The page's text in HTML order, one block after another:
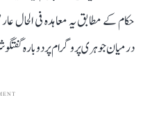
حکام کے مطابق یہ معاہدہ فی الحال
درمیان جوہری پروگرام پر دوبارہ